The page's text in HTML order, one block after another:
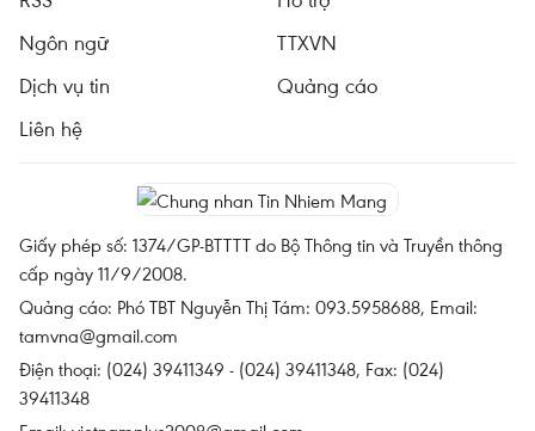
Ngôn ngữ
TTXVN
Dịch vụ tin
Quảng cáo
Liên hệ
Giấy phép số: 1374/GP-BTTTT do Bộ Thông tin và Truyền thông
cấp ngày 11/9/2008.
Quảng cáo: Phó TBT Nguyễn Thị Tám: 093.5958688, Email:
tamvna@gmail.com
Điện thoại: (024) 39411349 - (024) 39411348, Fax: (024)
39411348